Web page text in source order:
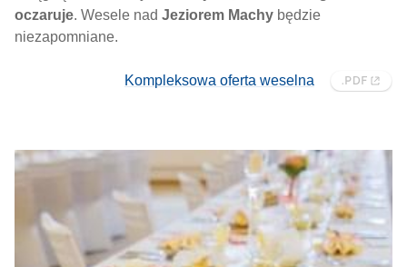
oczaruje. Wesele nad Jeziorem Machy będzie
niezapomniane.
Kompleksowa oferta weselna